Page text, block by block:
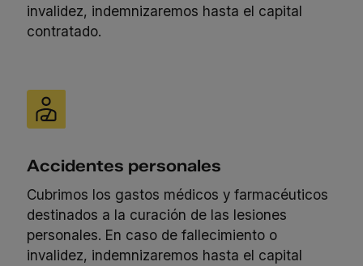
invalidez, indemnizaremos hasta el capital
contratado.
Accidentes personales
Cubrimos los gastos médicos y farmacéuticos
destinados a la curación de las lesiones
personales. En caso de fallecimiento o
invalidez, indemnizaremos hasta el capital